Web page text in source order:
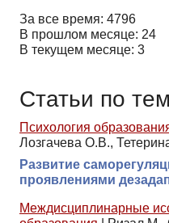
За все время: 4796
В прошлом месяце: 24
В текущем месяце: 3
Статьи по
Психология
Лозгачева О.В.,
Развитие
проявлениями
Междисциплинарные